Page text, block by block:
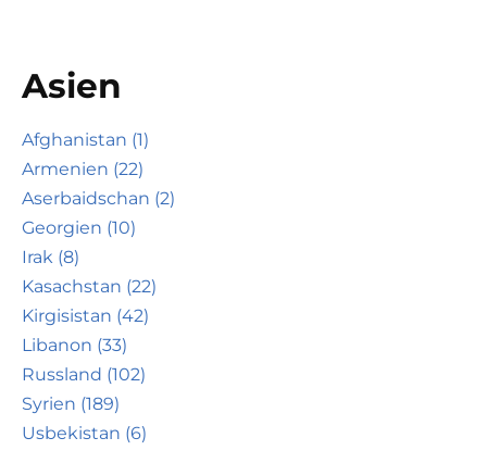
Asien
Afghanistan (1)
Armenien (22)
Aserbaidschan (2)
Georgien (10)
Irak (8)
Kasachstan (22)
Kirgisistan (42)
Libanon (33)
Russland (102)
Syrien (189)
Usbekistan (6)